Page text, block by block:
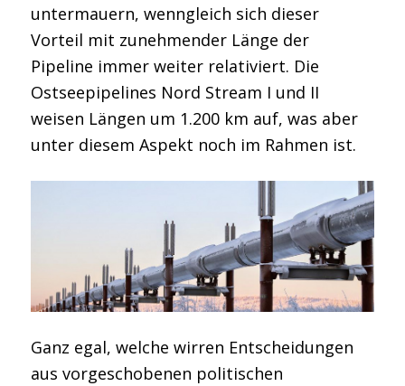
untermauern, wenngleich sich dieser
Vorteil mit zunehmender Länge der
Pipeline immer weiter relativiert. Die
Ostseepipelines Nord Stream I und II
weisen Längen um 1.200 km auf, was aber
unter diesem Aspekt noch im Rahmen ist.
Ganz egal, welche wirren Entscheidungen
aus vorgeschobenen politischen